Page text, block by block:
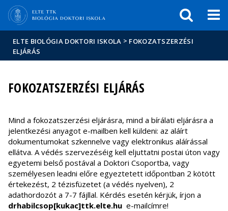
sajtóban
ELTE BIOLÓGIA DOKTORI ISKOLA > FOKOZATSZERZÉSI
ELJÁRÁS
FOKOZATSZERZÉSI ELJÁRÁS
Mind a fokozatszerzési eljárásra, mind a bírálati eljárásra a
jelentkezési anyagot e-mailben kell küldeni: az aláírt
dokumentumokat szkennelve vagy elektronikus aláírással
ellátva. A védés szervezéséig kell eljuttatni postai úton vagy
egyetemi belső postával a Doktori Csoportba, vagy
személyesen leadni előre egyeztetett időpontban 2 kötött
értekezést, 2 tézisfüzetet (a védés nyelven), 2
adathordozót a 7-7 fájllal. Kérdés esetén kérjük, írjon a
drhabilcsop[kukac]ttk.elte.hu e-mailcímre!